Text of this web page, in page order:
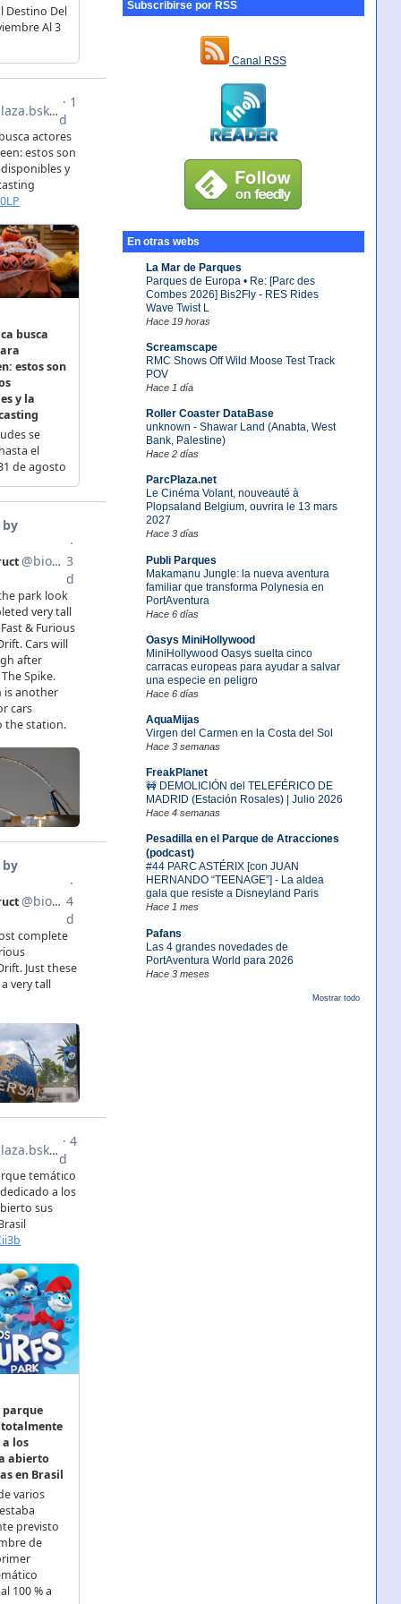
Subscribirse por RSS
Canal RSS
En otras webs
La Mar de Parques
Parques de Europa • Re: [Parc des
Combes 2026] Bis2Fly - RES Rides
Wave Twist L
Hace 19 horas
Screamscape
RMC Shows Off Wild Moose Test Track
POV
Hace 1 día
Roller Coaster DataBase
unknown - Shawar Land (Anabta, West
Bank, Palestine)
Hace 2 días
ParcPlaza.net
Le Cinéma Volant, nouveauté à
Plopsaland Belgium, ouvrira le 13 mars
2027
Hace 3 días
Publi Parques
Makamanu Jungle: la nueva aventura
familiar que transforma Polynesia en
PortAventura
Hace 6 días
Oasys MiniHollywood
MiniHollywood Oasys suelta cinco
carracas europeas para ayudar a salvar
una especie en peligro
Hace 6 días
AquaMijas
Virgen del Carmen en la Costa del Sol
Hace 3 semanas
FreakPlanet
🚧 DEMOLICIÓN del TELEFÉRICO DE
MADRID (Estación Rosales) | Julio 2026
Hace 4 semanas
Pesadilla en el Parque de Atracciones
(podcast)
#44 PARC ASTÉRIX [con JUAN
HERNANDO “TEENAGE”] - La aldea
gala que resiste a Disneyland Paris
Hace 1 mes
Pafans
Las 4 grandes novedades de
PortAventura World para 2026
Hace 3 meses
Mostrar todo